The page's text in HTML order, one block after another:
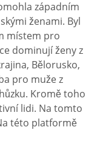
západním
ženami. Byl
místem pro
dominují ženy z
Bělorusko,
pro muže z
Kromě toho
lidi. Na tomto
této platformě